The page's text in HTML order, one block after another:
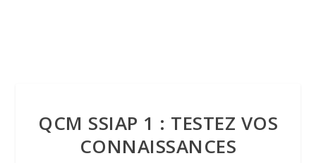
QCM SSIAP 1 : TESTEZ VOS
CONNAISSANCES